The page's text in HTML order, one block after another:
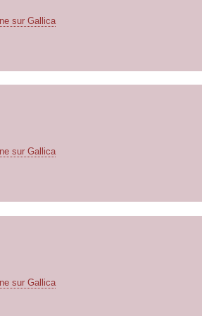
sur Gallica
sur Gallica
sur Gallica